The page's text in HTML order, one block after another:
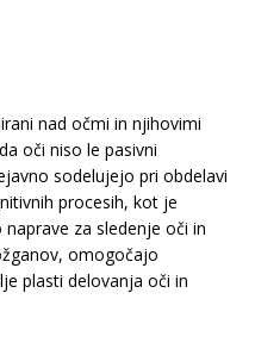
nad očmi in njihovimi
oči niso le pasivni
sodelujejo pri obdelavi
procesih, kot je
za sledenje oči in
omogočajo
plasti delovanja oči in